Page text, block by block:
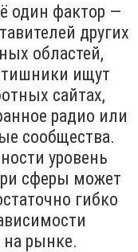
один фактор —
других
областей,
ищут
сайтах,
радио или
сообщества.
уровень
сферы может
гибко
на рынке.